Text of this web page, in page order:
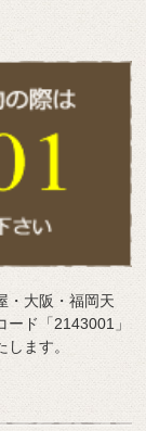
・大阪・福岡天
ド「2143001」
ます。